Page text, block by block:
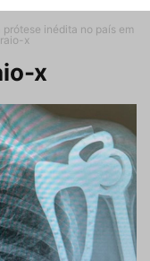
inédita no país em
x
x